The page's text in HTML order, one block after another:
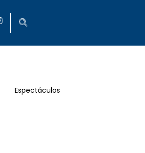
Espectáculos